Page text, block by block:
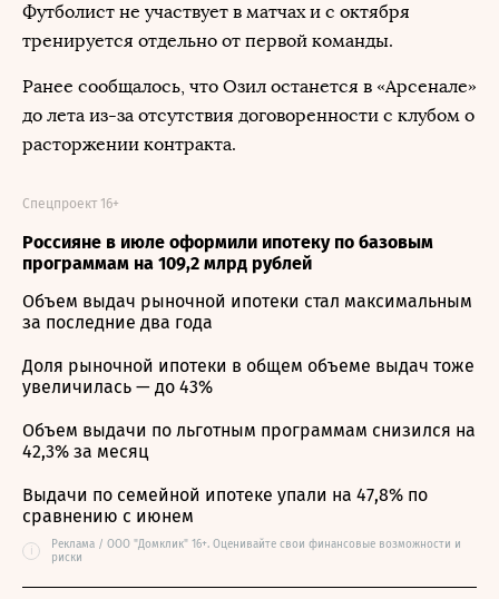
Футболист не участвует в матчах и с октября
тренируется отдельно от первой команды.
Ранее сообщалось, что Озил останется в «Арсенале»
до лета из-за отсутствия договоренности с клубом о
расторжении контракта.
Россияне в июле оформили ипотеку по базовым
программам на 109,2 млрд рублей
Спецпроект 16+
Объем выдач рыночной ипотеки стал максимальным
за последние два года
Доля рыночной ипотеки в общем объеме выдач тоже
увеличилась — до 43%
Объем выдачи по льготным программам снизился на
42,3% за месяц
Выдачи по семейной ипотеке упали на 47,8% по
сравнению с июнем
i
Реклама / ООО "Домклик" 16+. Оценивайте свои финансовые возможности и
риски